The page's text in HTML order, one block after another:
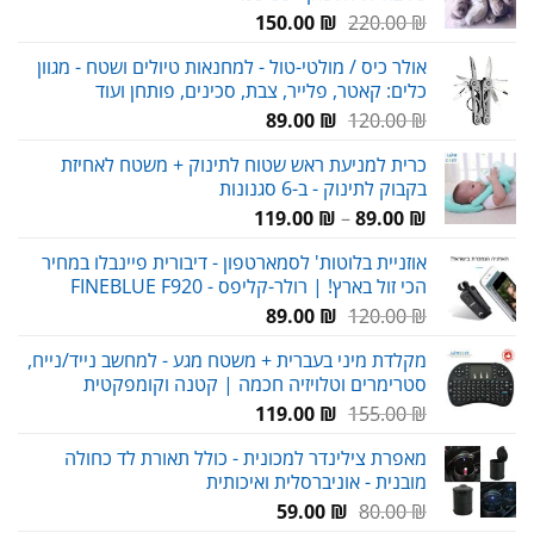
220.00₪
המחיר
היה:
220.00 ₪.
150.00 ₪
המחיר
הוא:
150.00 ₪.
אולר כיס / מולטי-טול - למחנאות טיולים ושטח - מגוון
כלים: קאטר, פלייר, צבת, סכינים, פותחן ועוד
120.00₪
המחיר
היה:
120.00 ₪.
89.00 ₪
המחיר
הוא:
89.00 ₪.
כרית למניעת ראש שטוח לתינוק + משטח לאחיזת
בקבוק לתינוק - ב-6 סגנונות
89.00 ₪
–
119.00 ₪
עד
אוזניית בלוטות' לסמארטפון - דיבורית פיינבלו במחיר
הכי זול בארץ! | רולר-קליפס - FINEBLUE F920
120.00₪
המחיר
היה:
120.00 ₪.
89.00 ₪
המחיר
הוא:
89.00 ₪.
מקלדת מיני בעברית + משטח מגע - למחשב נייד/נייח,
סטרימרים וטלויזיה חכמה | קטנה וקומפקטית
155.00₪
המחיר
היה:
155.00 ₪.
119.00 ₪
המחיר
הוא:
119.00 ₪.
מאפרת צילינדר למכונית - כולל תאורת לד כחולה
מובנית - אוניברסלית ואיכותית
80.00₪
המחיר59.00 ₪
המחיר